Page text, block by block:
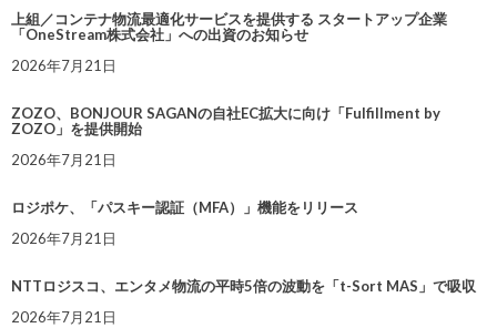
上組／コンテナ物流最適化サービスを提供する スタートアップ企業
「OneStream株式会社」への出資のお知らせ
2026年7月21日
ZOZO、BONJOUR SAGANの自社EC拡大に向け「Fulfillment by
ZOZO」を提供開始
2026年7月21日
ロジポケ、「パスキー認証（MFA）」機能をリリース
2026年7月21日
NTTロジスコ、エンタメ物流の平時5倍の波動を「t-Sort MAS」で吸収
2026年7月21日